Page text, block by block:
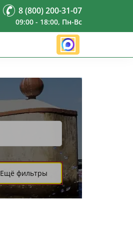
8 (800) 200-31-07
09:00 - 18:00, Пн-Вс
Ещё фильтры